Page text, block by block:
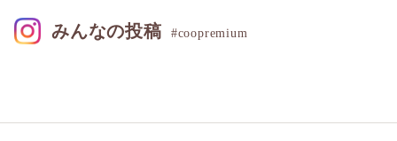
みんなの投稿 #coopremium